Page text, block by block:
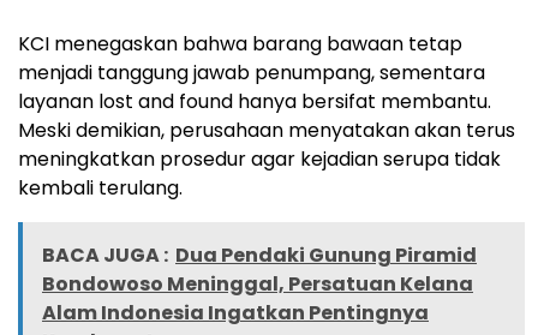
KCI menegaskan bahwa barang bawaan tetap
menjadi tanggung jawab penumpang, sementara
layanan lost and found hanya bersifat membantu.
Meski demikian, perusahaan menyatakan akan terus
meningkatkan prosedur agar kejadian serupa tidak
kembali terulang.
BACA JUGA : Dua Pendaki Gunung Piramid
Bondowoso Meninggal, Persatuan Kelana
Alam Indonesia Ingatkan Pentingnya